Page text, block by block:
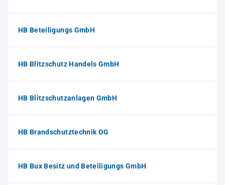
HB Beteiligungs GmbH
HB Blitzschutz Handels GmbH
HB Blitzschutzanlagen GmbH
HB Brandschutztechnik OG
HB Bux Besitz und Beteiligungs GmbH